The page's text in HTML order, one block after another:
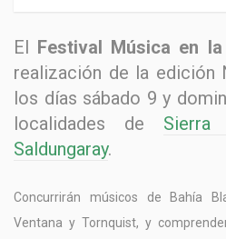
El Festival Música en la
realización de la edición
los días sábado 9 y
localidades de
Saldungaray.
Concurrirán músicos de Bahía
Ventana y Tornquist, y